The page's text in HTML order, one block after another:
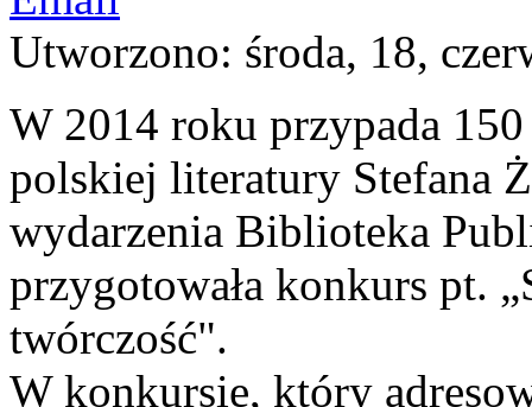
Utworzono: środa, 18,
W 2014 roku przypada
polskiej literatury Stefana
wydarzenia Biblioteka
przygotowała konkurs pt.
twórczość".
W konkursie, który